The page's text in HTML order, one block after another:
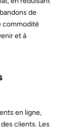
de
commodité
et à
en ligne,
clients. Les